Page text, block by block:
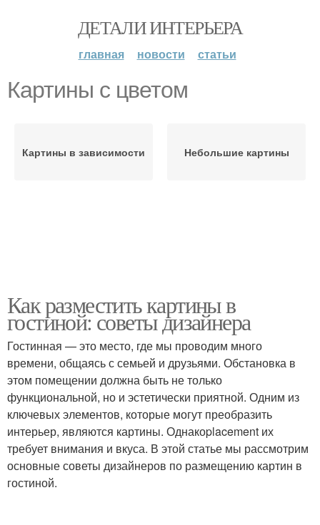
ДЕТАЛИ ИНТЕРЬЕРА
главная новости статьи
Картины с цветом
Картины в зависимости Небольшие картины
Как разместить картины в
гостиной: советы дизайнера
Гостинная — это место, где мы проводим много
времени, общаясь с семьей и друзьями. Обстановка в
этом помещении должна быть не только
функциональной, но и эстетически приятной. Одним из
ключевых элементов, которые могут преобразить
интерьер, являются картины. Однакоplacement их
требует внимания и вкуса. В этой статье мы рассмотрим
основные советы дизайнеров по размещению картин в
гостиной.